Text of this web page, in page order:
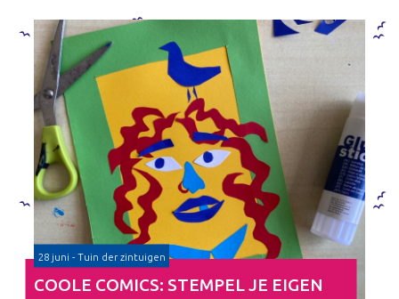
28 juni - Tuin der zintuigen
COOLE COMICS: STEMPEL JE EIGEN